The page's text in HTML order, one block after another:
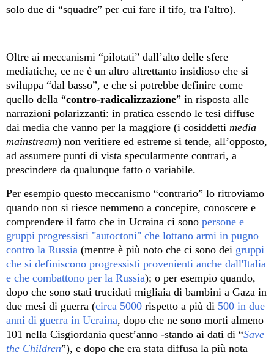
solo due di “squadre” per cui fare il tifo, tra l'altro).
Oltre ai meccanismi “pilotati” dall’alto delle sfere
mediatiche, ce ne è un altro altrettanto insidioso che si
sviluppa “dal basso”, e che si potrebbe definire come
quello della “contro-radicalizzazione” in risposta alle
narrazioni polarizzanti: in pratica essendo le tesi diffuse
dai media che vanno per la maggiore (i cosiddetti media
mainstream) non veritiere ed estreme si tende, all’opposto,
ad assumere punti di vista specularmente contrari, a
prescindere da qualunque fatto o variabile.
Per esempio questo meccanismo “contrario” lo ritroviamo
quando non si riesce nemmeno a concepire, conoscere e
comprendere il fatto che in Ucraina ci sono persone e
gruppi progressisti "autoctoni" che lottano armi in pugno
contro la Russia (mentre è più noto che ci sono dei gruppi
che si definiscono progressisti provenienti anche dall'Italia
e che combattono per la Russia); o per esempio quando,
dopo che sono stati trucidati migliaia di bambini a Gaza in
due mesi di guerra (circa 5000 rispetto a più di 500 in due
anni di guerra in Ucraina, dopo che ne sono morti almeno
101 nella Cisgiordania quest’anno -stando ai dati di “Save
the Children”), e dopo che era stata diffusa la più nota